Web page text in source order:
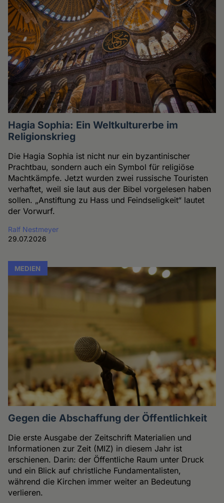
Hagia Sophia: Ein Weltkulturerbe im
Religionskrieg
Die Hagia Sophia ist nicht nur ein byzantinischer
Prachtbau, sondern auch ein Symbol für religiöse
Machtkämpfe. Jetzt wurden zwei russische Touristen
verhaftet, weil sie laut aus der Bibel vorgelesen haben
sollen. „Anstiftung zu Hass und Feindseligkeit“ lautet
der Vorwurf.
Ralf Nestmeyer
29.07.2026
MEDIEN
Gegen die Abschaffung der Öffentlichkeit
Die erste Ausgabe der Zeitschrift Materialien und
Informationen zur Zeit (MIZ) in diesem Jahr ist
erschienen. Darin: der Öffentliche Raum unter Druck
und ein Blick auf christliche Fundamentalisten,
während die Kirchen immer weiter an Bedeutung
verlieren.